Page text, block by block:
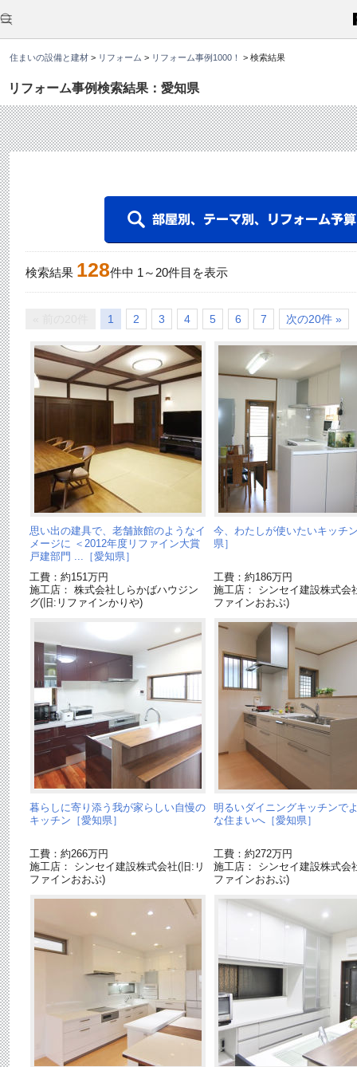
住まいの設備と建材 > リフォーム > リフォーム事例1000！ > 検索結果
リフォーム事例検索結果：愛知県
こ
か
ら
文
す
検索結果 128件中 1 ～ 20件目を表示
1 2 3 4 5 6 7 次の20件 »
思い出の建具で、老舗旅館のようなイ
メージに ＜2012年度リファイン大賞
戸建部門 ...［愛知県］
工費：約151万円
施工店： 株式会社しらかばハウジン
グ(旧:リファインかりや)
今、わたしが使いたいキッチ
県］
工費：約186万円
施工店： シンセイ建設株式会
ファインおおぶ)
暮らしに寄り添う我が家らしい自慢の
キッチン［愛知県］
工費：約266万円
施工店： シンセイ建設株式会社(旧:リ
ファインおおぶ)
明るいダイニングキッチンで
な住まいへ［愛知県］
工費：約272万円
施工店： シンセイ建設株式会
ファインおおぶ)